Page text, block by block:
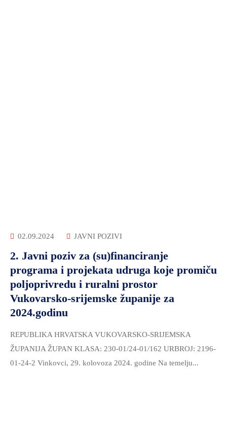
02.09.2024 JAVNI POZIVI
2. Javni poziv za (su)financiranje
programa i projekata udruga koje promiču
poljoprivredu i ruralni prostor
Vukovarsko-srijemske županije za
2024.godinu
REPUBLIKA HRVATSKA VUKOVARSKO-SRIJEMSKA
ŽUPANIJA ŽUPAN KLASA: 230-01/24-01/162 URBROJ: 2196-
01-24-2 Vinkovci, 29. kolovoza 2024. godine Na temelju...